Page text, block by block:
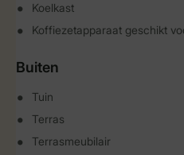
Koelkast
Koffiezetapparaat geschikt
Buiten
Tuin
Terras
Terrasmeubilair